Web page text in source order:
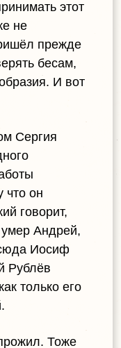
этот
не
прежде
бесам,
И вот
Сергия
что он
говорит,
Андрей,
Иосиф
Рублёв
только его
Тоже